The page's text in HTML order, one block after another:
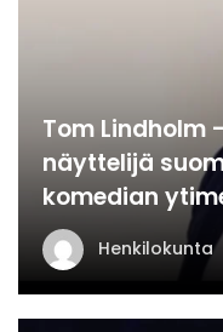
Tom Lindholm
näyttelijä
komedian
Henkilokunta